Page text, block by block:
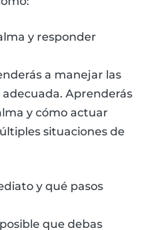
y responder
a manejar las
Aprenderás
y cómo actuar
situaciones de
y qué pasos
que debas